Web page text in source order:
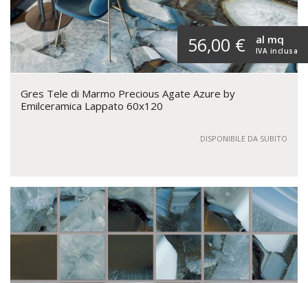
56,00 € IVA inclusa
al mq
Gres Tele di Marmo Precious Agate Azure by
Emilceramica Lappato 60x120
DISPONIBILE DA SUBITO